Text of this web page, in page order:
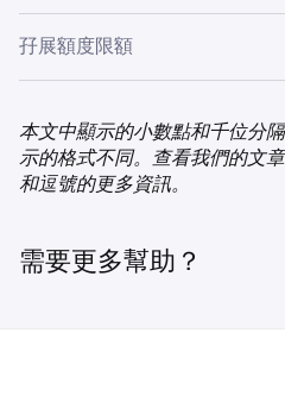
例如，當您使用孖展進行交易
美元的交易餘額可讓您的購買
孖展交易服務的可用性受特定
使用孖展進行交易時，您是使
如欲開立現貨孖展倉位，在創
階訂單分頁中選擇 2 倍至 5 倍的
孖展額度限額
給您的最大孖展金額。每種貨
並非所有 Kraken 貨幣對均可
服務的可用性受特定限制及資格
本文中顯示的小數點和千位分
示的格式不同。查看我們的文
和逗號的更多資訊。
需要更多幫助？